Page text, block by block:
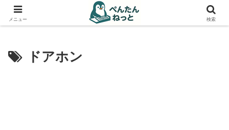
PCやガジェットの備忘録
ドアホン
メニュー 検索